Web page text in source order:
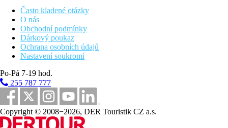
Sportovní nabídka
Za poplatek:
Zábava
Občasné zábavné večery.
Dětské hřiště, dětský bazén, dětský klub, herna pro děti.
Wellness
Za poplatek:sauna, pára, nejrůznější masáže a procedury.
Často kladené otázky
O nás
Obchodní podmínky
Dárkový poukaz
Ochrana osobních údajů
Nastavení soukromí
Po-Pá 7-19 hod.
255 787 777
Copyright © 2008−2026, DER Touristik CZ a.s.